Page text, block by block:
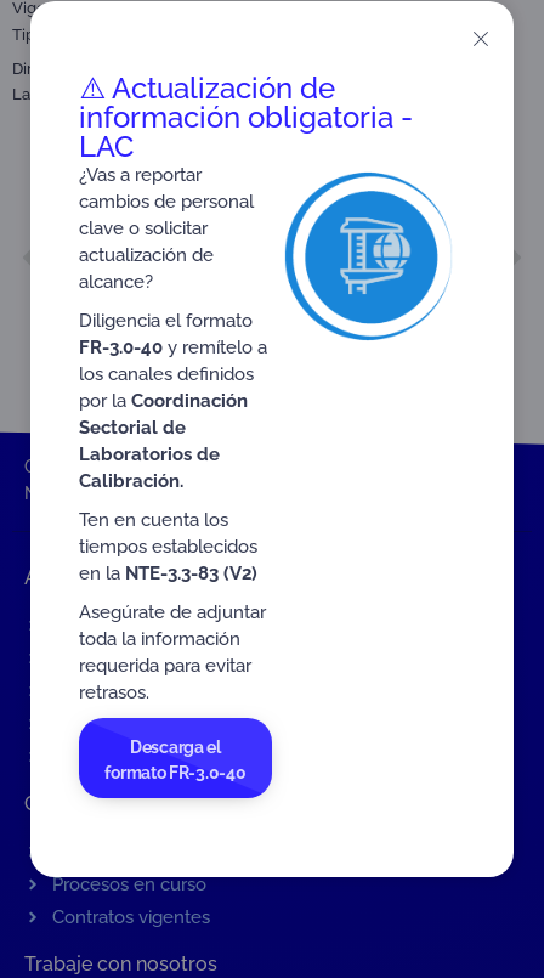
Vigencia a partir de: 2025-11-01
Tipo:
Dirigido a:
Laboratorios de Ensayo (LAB), ONAC
ANTERIOR
NTE-3.3-91
SIGUIENTE
NTE-3.3-94
ONAC Inicio ONAC Documentos
NTE-3.3-92
Accesos rápidos
Eventos
Tarifas MIT
Servicios de ONAC
Acredítate con ONAC
Documentos
Contratación de Bienes y Servicios
Procesos en curso
Contratos vigentes
Trabaje con nosotros
⚠️ Actualización de
información obligatoria -
LAC
¿Vas a reportar
cambios de personal
clave o solicitar
actualización de
alcance?
Diligencia el formato
FR-3.0-40y remítelo a
los canales definidos
por la Coordinación
Sectorial de
Laboratorios de
Calibración.
Ten en cuenta los
tiempos establecidos
en la NTE-3.3-83 (V2)
Asegúrate de adjuntar
toda la información
requerida para evitar
retrasos.
Descarga el
formato FR-3.0-40